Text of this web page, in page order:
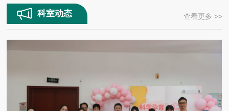
科室动态 查看更多 >>